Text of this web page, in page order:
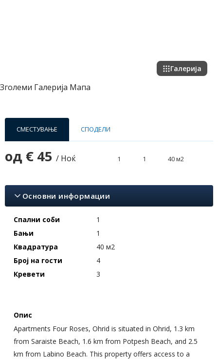
Галерија
Зголеми Галерија Мапа
СМЕСТУВАЊЕ СПОДЕЛИ
од € 45 / Ноќ 1 1 40 м2
Основни информации
Спални соби
1
Бањи
1
Квадратура
40 м2
Број на гости
4
Кревети
3
Опис
Apartments Four Roses, Ohrid is situated in Ohrid, 1.3 km
from Saraiste Beach, 1.6 km from Potpesh Beach, and 2.5
km from Labino Beach. This property offers access to a